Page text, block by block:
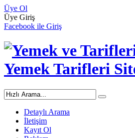
Üye Ol
Üye Giriş
Facebook ile Giriş
Detaylı Arama
İletişim
Kayıt Ol